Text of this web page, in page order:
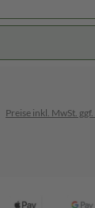
Preise inkl. MwSt.